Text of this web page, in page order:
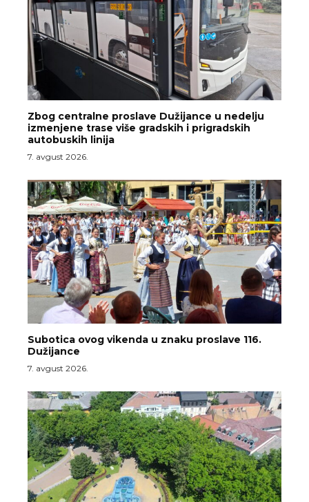
Zbog centralne proslave Dužijance u nedelju
izmenjene trase više gradskih i prigradskih
autobuskih linija
7. avgust 2026.
Subotica ovog vikenda u znaku proslave 116.
Dužijance
7. avgust 2026.